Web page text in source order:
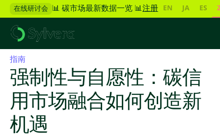
在线研讨会 📊 碳市场最新数据一览 📊注册 EN JA ES
指南
强制性与自愿性：碳信
用市场融合如何创造新
机遇